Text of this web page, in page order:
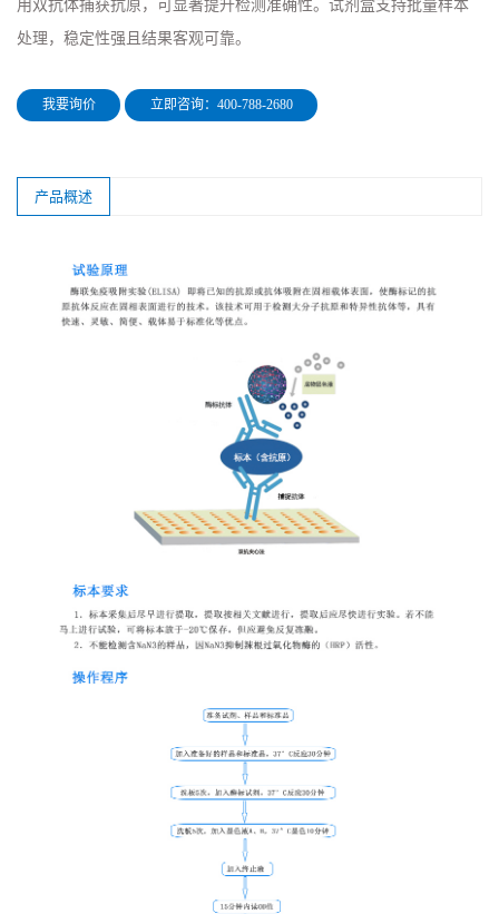
用双抗体捕获抗原，可显著提升检测准确性。试剂盒支持批量样本
处理，稳定性强且结果客观可靠。
我要询价 立即咨询：400-788-2680
产品概述